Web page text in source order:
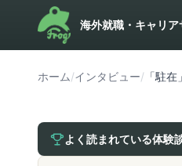
海外就職・キャリ
ホーム/インタビュー/ 「駐
よく読まれている体験